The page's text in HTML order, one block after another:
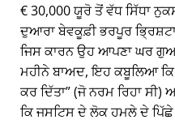
€ 30,000 ਯੂਰੋ ਤੋਂ ਵੱਧ ਸਿੱਧਾ
ਦੁਆਰਾ ਬੇਵਕੂਫ਼ੀ ਭਰਪੂਰ
ਜਿਸ ਕਾਰਨ ਉਹ ਆਪਣਾ ਘਰ
ਮਹੀਨੇ ਬਾਅਦ, ਇਹ ਕਬੂਲਿਆ
ਕਰ ਦਿੱਤਾ (ਜੋ ਨਰਮ ਰਿਹਾ
ਕਿ ਜਸਟਿਸ ਦੇ ਲੋਕ ਹਮਲੇ ਦੇ